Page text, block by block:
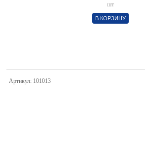
шт
В КОРЗИНУ
Артикул: 101013